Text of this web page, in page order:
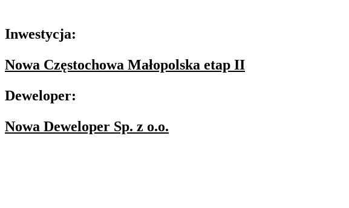
Inwestycja:
Nowa Częstochowa Małopolska etap II
Deweloper:
Nowa Deweloper Sp. z o.o.